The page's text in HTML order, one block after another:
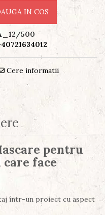
IN COS
500
Cere informatii
pentru
face
într-un proiect cu aspect